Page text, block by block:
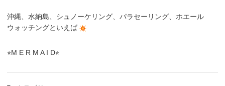
沖縄、水納島、シュノーケリング、パラセーリング、ホエール
ウォッチングといえば
⭐︎M E R M A I D⭐︎